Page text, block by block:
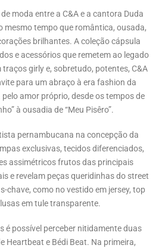
moda entre a C&A e a cantora Duda
mesmo tempo que romântica, ousada,
brilhantes. A coleção cápsula
e acessórios que remetem ao legado
girly e, sobretudo, potentes, C&A
para um abraço à era fashion da
amor próprio, desde os tempos de
à ousadia de “Meu Pisêro”.
pernambucana na concepção da
exclusivas, tecidos diferenciados,
assimétricos frutos das principais
e revelam peças queridinhas do street
chave, como no vestido em jersey, top
em tule transparente.
é possível perceber nitidamente duas
Heartbeat e Bédi Beat. Na primeira,